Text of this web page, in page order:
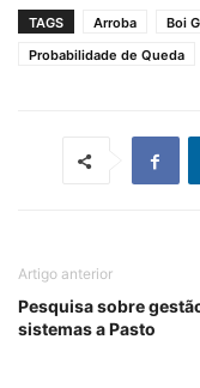
TAGS Arroba Boi
Probabilidade de Queda
Artigo anterior
Pesquisa sobre
sistemas a Pasto